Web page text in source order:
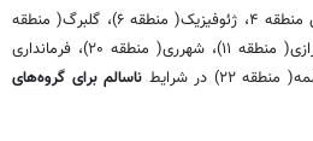
کیفیت هوای ایستگاه‌های شهرداری منطقه ۴، ژئوفیزیک( منطقه ۶)، گلبرگ( منطقه
۸)، مسعودیه( منطقه ۱۵)، پارک رازی( منطقه ۱۱)، شهرری( منطقه ۲۰)، فرمانداری
ناسالم برای گروه‌های